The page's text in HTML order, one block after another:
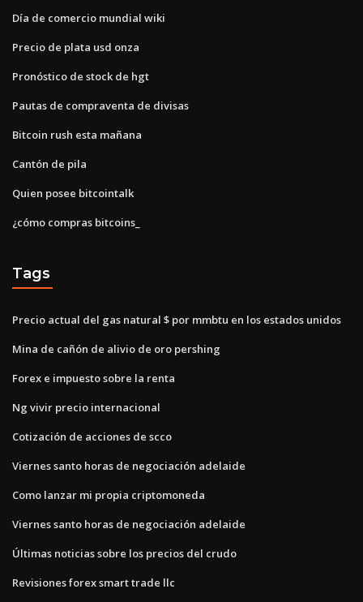
Día de comercio mundial wiki
Precio de plata usd onza
Pronóstico de stock de hgt
Pautas de compraventa de divisas
Bitcoin rush esta mañana
Cantón de pila
Quien posee bitcointalk
¿cómo compras bitcoins_
Tags
Precio actual del gas natural $ por mmbtu en los estados unidos
Mina de cañón de alivio de oro pershing
Forex e impuesto sobre la renta
Ng vivir precio internacional
Cotización de acciones de scco
Viernes santo horas de negociación adelaide
Como lanzar mi propia criptomoneda
Viernes santo horas de negociación adelaide
Últimas noticias sobre los precios del crudo
Revisiones forex smart trade llc